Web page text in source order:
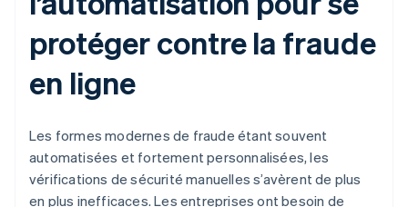
protéger contre la fraude
en ligne
Les formes modernes de fraude étant souvent
automatisées et fortement personnalisées, les
vérifications de sécurité manuelles s’avèrent de plus
en plus inefficaces. Les entreprises ont besoin de